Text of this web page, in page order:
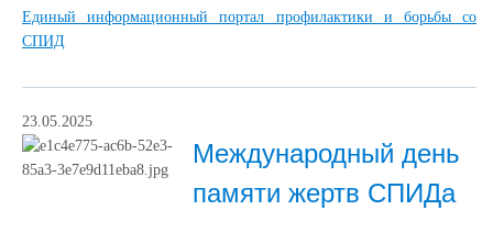
Единый информационный портал профилактики и борьбы со
СПИД
23.05.2025
Международный день
памяти жертв СПИДа